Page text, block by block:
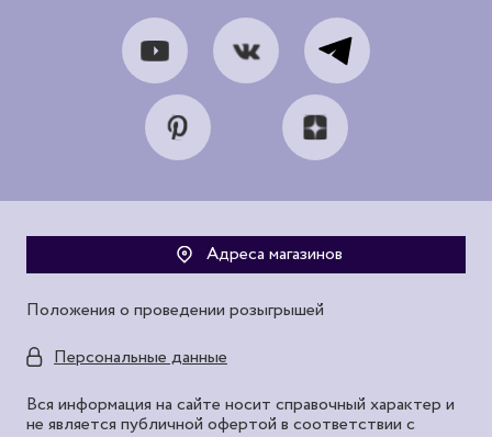
Адреса магазинов
Положения о проведении розыгрышей
Персональные данные
Вся информация на сайте носит справочный характер и
не является публичной офертой в соответствии с